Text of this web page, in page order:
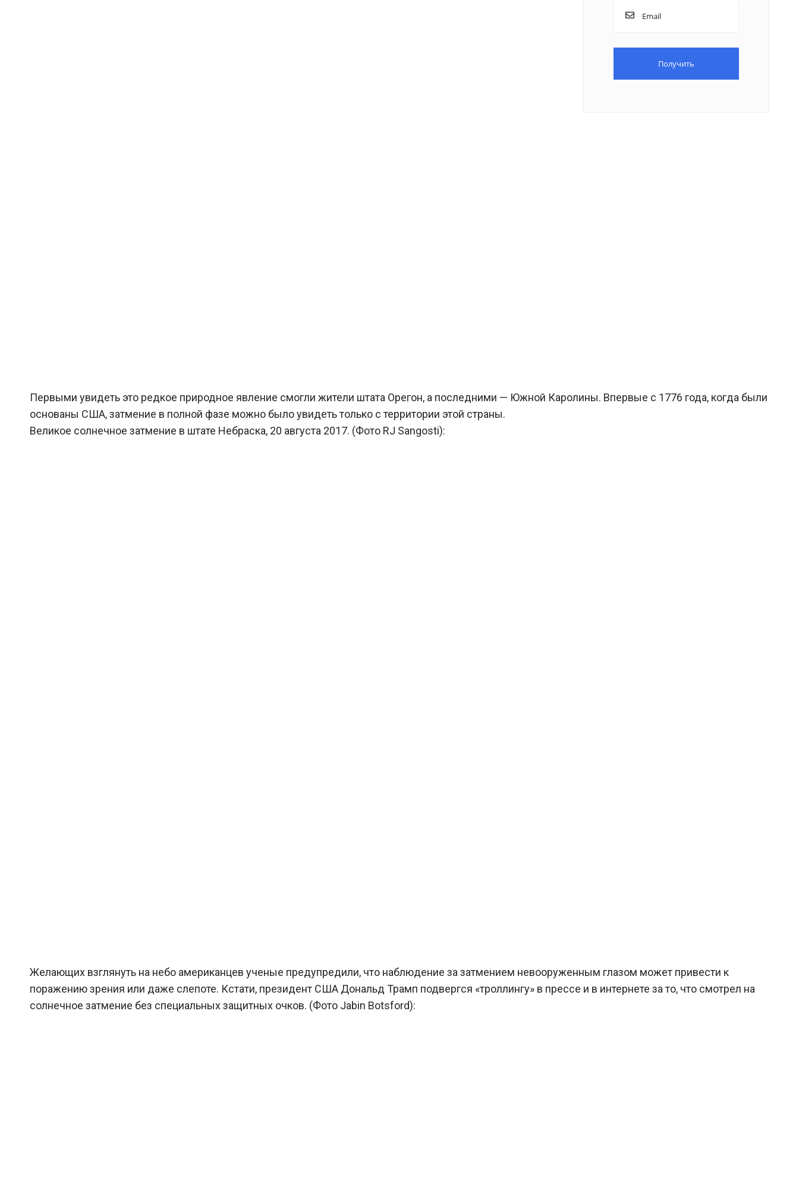
Первыми увидеть это редкое природное явление смогли жители штата Орегон, а последними — Южной Каролины. Впервые с 1776 года, когда были
основаны США, затмение в полной фазе можно было увидеть только с территории этой страны.
Великое солнечное затмение в штате Небраска, 20 августа 2017. (Фото RJ Sangosti):
Желающих взглянуть на небо американцев ученые предупредили, что наблюдение за затмением невооруженным глазом может привести к
поражению зрения или даже слепоте. Кстати, президент США Дональд Трамп подвергся «троллингу» в прессе и в интернете за то, что смотрел на
солнечное затмение без специальных защитных очков. (Фото Jabin Botsford):